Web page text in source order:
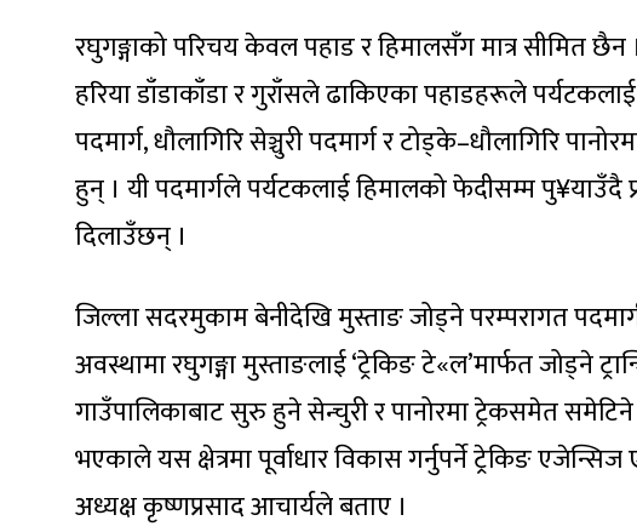
रघुगङ्गाको परिचय केवल पहाड र हिमालसँग मात्र सीमित
हरिया डाँडाकाँडा र गुराँसले ढाकिएका पहाडहरूले
पदमार्ग, धौलागिरि सेञ्चुरी पदमार्ग र टोड्के–धौलागिरि
हुन् । यी पदमार्गले पर्यटकलाई हिमालको फेदीसम्म पु¥याउँदै
दिलाउँछन् ।
जिल्ला सदरमुकाम बेनीदेखि मुस्ताङ जोड्ने परम्परागत
अवस्थामा रघुगङ्गा मुस्ताङलाई ‘ट्रेकिङ टे«ल’मार्फत जोड्ने
गाउँपालिकाबाट सुरु हुने सेन्चुरी र पानोरमा ट्रेकसमेत
भएकाले यस क्षेत्रमा पूर्वाधार विकास गर्नुपर्ने ट्रेकिङ
अध्यक्ष कृष्णप्रसाद आचार्यले बताए ।